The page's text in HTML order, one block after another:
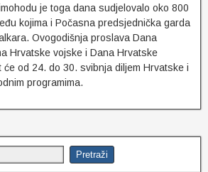
je toga dana sudjelovalo oko 800
kojima i Počasna predsjednička garda
Ovogodišnja proslava Dana
Hrvatske vojske i Dana Hrvatske
će od 24. do 30. svibnja diljem Hrvatske i
programima.